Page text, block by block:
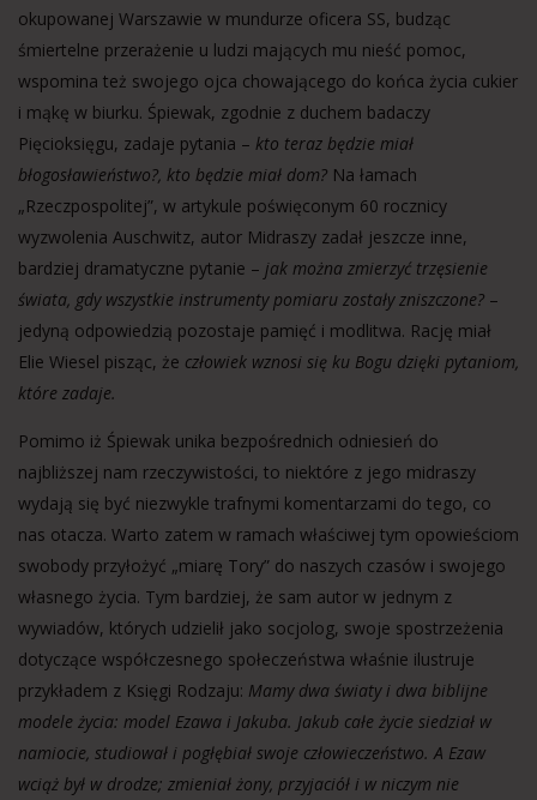
okupowanej Warszawie w mundurze oficera SS, budząc
śmiertelne przerażenie u ludzi mających mu nieść pomoc,
wspomina też swojego ojca chowającego do końca życia cukier
i mąkę w biurku. Śpiewak, zgodnie z duchem badaczy
Pięcioksięgu, zadaje pytania – kto teraz będzie miał
błogosławieństwo?, kto będzie miał dom? Na łamach
„Rzeczpospolitej”, w artykule poświęconym 60 rocznicy
wyzwolenia Auschwitz, autor Midraszy zadał jeszcze inne,
bardziej dramatyczne pytanie – jak można zmierzyć trzęsienie
świata, gdy wszystkie instrumenty pomiaru zostały zniszczone? –
jedyną odpowiedzią pozostaje pamięć i modlitwa. Rację miał
Elie Wiesel pisząc, że człowiek wznosi się ku Bogu dzięki pytaniom,
które zadaje.
Pomimo iż Śpiewak unika bezpośrednich odniesień do
najbliższej nam rzeczywistości, to niektóre z jego midraszy
wydają się być niezwykle trafnymi komentarzami do tego, co
nas otacza. Warto zatem w ramach właściwej tym opowieściom
swobody przyłożyć „miarę Tory” do naszych czasów i swojego
własnego życia. Tym bardziej, że sam autor w jednym z
wywiadów, których udzielił jako socjolog, swoje spostrzeżenia
dotyczące współczesnego społeczeństwa właśnie ilustruje
przykładem z Księgi Rodzaju: Mamy dwa światy i dwa biblijne
modele życia: model Ezawa i Jakuba. Jakub całe życie siedział w
namiocie, studiował i pogłębiał swoje człowieczeństwo. A Ezaw
wciąż był w drodze; zmieniał żony, przyjaciół i w niczym nie